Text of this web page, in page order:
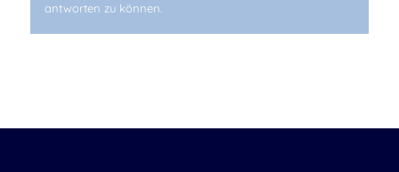
antworten zu können.